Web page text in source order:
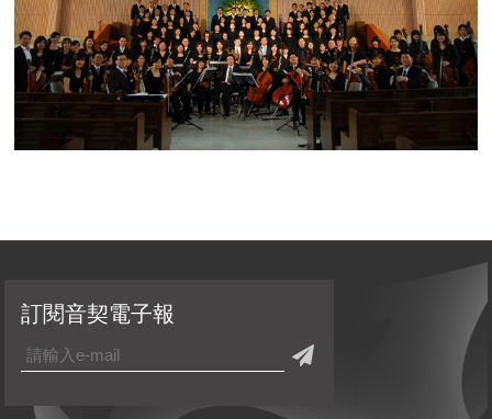
訂閱音契電子報